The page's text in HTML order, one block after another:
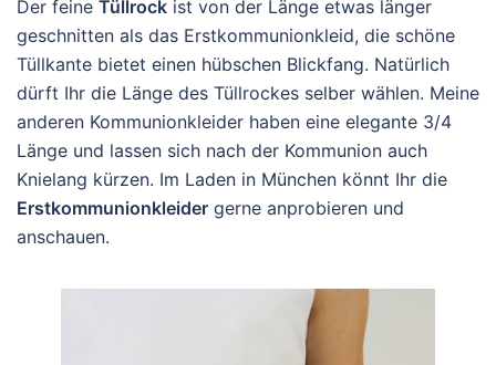
Der feine Tüllrock ist von der Länge etwas länger
geschnitten als das Erstkommunionkleid, die schöne
Tüllkante bietet einen hübschen Blickfang. Natürlich
dürft Ihr die Länge des Tüllrockes selber wählen. Meine
anderen Kommunionkleider haben eine elegante 3/4
Länge und lassen sich nach der Kommunion auch
Knielang kürzen. Im Laden in München könnt Ihr die
Erstkommunionkleider gerne anprobieren und
anschauen.